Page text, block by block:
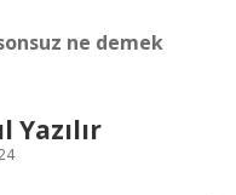
ne demek
Yazılır